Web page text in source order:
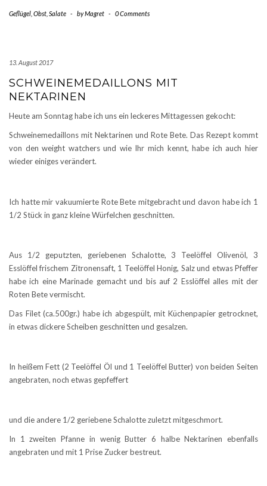
Geflügel Obst Salate - byMagret - 0 Comments
13. August 2017
SCHWEINEMEDAILLONS MIT
NEKTARINEN
Heute am Sonntag habe ich uns ein leckeres Mittagessen gekocht:
Schweinemedaillons mit Nektarinen und Rote Bete. Das Rezept kommt
von den weight watchers und wie Ihr mich kennt, habe ich auch hier
wieder einiges verändert.
Ich hatte mir vakuumierte Rote Bete mitgebracht und davon habe ich 1
1/2 Stück in ganz kleine Würfelchen geschnitten.
Aus 1/2 geputzten, geriebenen Schalotte, 3 Teelöffel Olivenöl, 3
Esslöffel frischem Zitronensaft, 1 Teelöffel Honig, Salz und etwas Pfeffer
habe ich eine Marinade gemacht und bis auf 2 Esslöffel alles mit der
Roten Bete vermischt.
Das Filet (ca.500gr.) habe ich abgespült, mit Küchenpapier getrocknet,
in etwas dickere Scheiben geschnitten und gesalzen.
In heißem Fett (2 Teelöffel Öl und 1 Teelöffel Butter) von beiden Seiten
angebraten, noch etwas gepfeffert
und die andere 1/2 geriebene Schalotte zuletzt mitgeschmort.
In 1 zweiten Pfanne in wenig Butter 6 halbe Nektarinen ebenfalls
angebraten und mit 1 Prise Zucker bestreut.